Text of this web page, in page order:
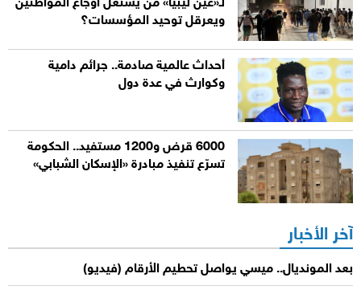
لـ«عين ليبيا» من يستغل أوجاع المواطنين
ويعرقل توحيد المؤسسات؟
أحداث عالمية صادمة.. جرائم دامية
وكوارث في عدة دول
6000 قرض و1200 مستفيد.. الحكومة
تسرّع تنفيذ مبادرة «الإسكان الشبابي»
آخر الأخبار
بعد المونديال.. ميسي يواصل تحطيم الأرقام (فيديو)